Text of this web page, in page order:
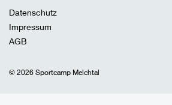
Datenschutz
Impressum
AGB
© 2026 Sportcamp Melchtal